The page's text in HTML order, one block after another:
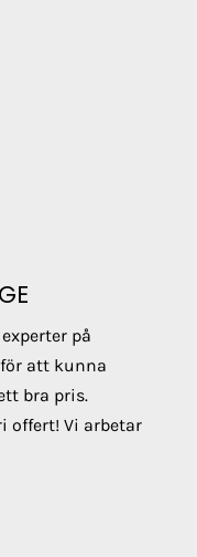
på
att kunna
bra pris.
offert! Vi arbetar